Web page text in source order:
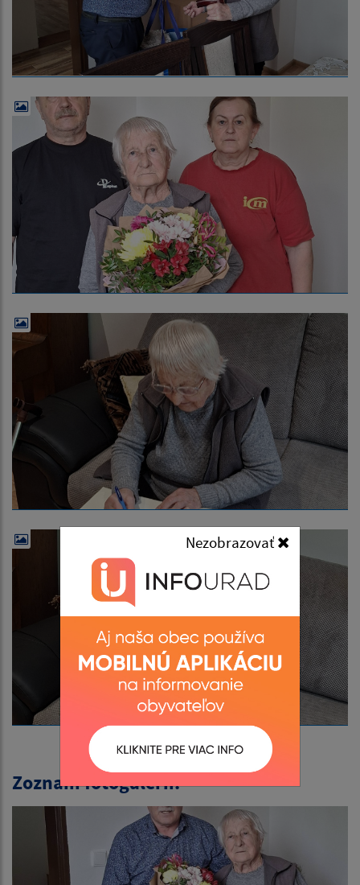
Nezobrazovať
Zoznam fotogalérií: